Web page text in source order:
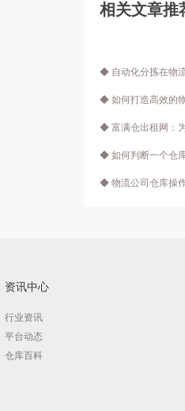
相关文章推
◆ 自动化分拣在物
◆ 如何打造高效的
◆ 富满仓出租网：
◆ 如何判断一个仓
◆ 物流公司仓库操
资讯中心
行业资讯
平台动态
仓库百科